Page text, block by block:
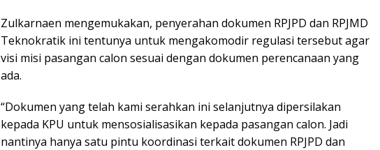
Zulkarnaen mengemukakan, penyerahan dokumen RPJPD dan RPJMD
Teknokratik ini tentunya untuk mengakomodir regulasi tersebut agar
visi misi pasangan calon sesuai dengan dokumen perencanaan yang
ada.
“Dokumen yang telah kami serahkan ini selanjutnya dipersilakan
kepada KPU untuk mensosialisasikan kepada pasangan calon. Jadi
nantinya hanya satu pintu koordinasi terkait dokumen RPJPD dan